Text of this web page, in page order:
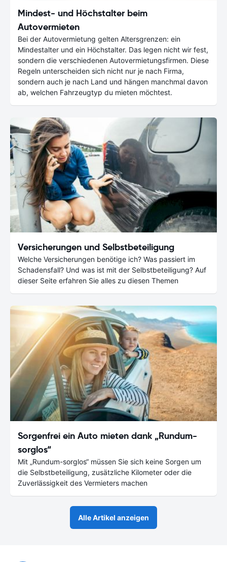
Mindest- und Höchstalter beim
Autovermieten
Bei der Autovermietung gelten Altersgrenzen: ein
Mindestalter und ein Höchstalter. Das legen nicht wir fest,
sondern die verschiedenen Autovermietungsfirmen. Diese
Regeln unterscheiden sich nicht nur je nach Firma,
sondern auch je nach Land und hängen manchmal davon
ab, welchen Fahrzeugtyp du mieten möchtest.
Versicherungen und Selbstbeteiligung
Welche Versicherungen benötige ich? Was passiert im
Schadensfall? Und was ist mit der Selbstbeteiligung? Auf
dieser Seite erfahren Sie alles zu diesen Themen
Sorgenfrei ein Auto mieten dank „Rundum-
sorglos“
Mit „Rundum-sorglos“ müssen Sie sich keine Sorgen um
die Selbstbeteiligung, zusätzliche Kilometer oder die
Zuverlässigkeit des Vermieters machen
Alle Artikel anzeigen